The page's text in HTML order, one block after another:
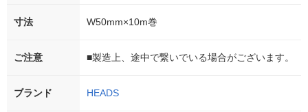
寸法 W50mm×10m巻
ご注意 ■製造上、途中で繋いでいる場合がございます。
ブランド HEADS